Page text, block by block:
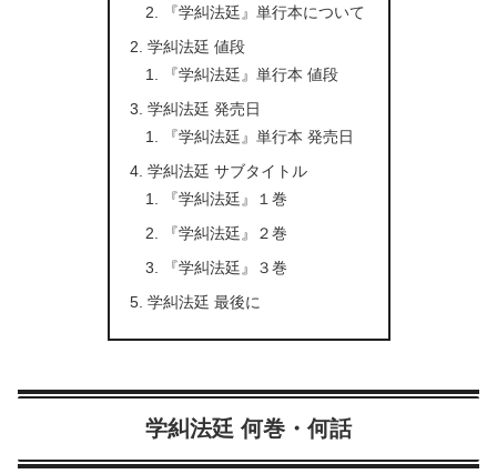
『学糾法廷』単行本について
学糾法廷 値段
『学糾法廷』単行本 値段
学糾法廷 発売日
『学糾法廷』単行本 発売日
学糾法廷 サブタイトル
『学糾法廷』１巻
『学糾法廷』２巻
『学糾法廷』３巻
学糾法廷 最後に
学糾法廷 何巻・何話